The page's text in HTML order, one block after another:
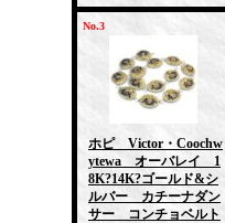
No.3
ホピ Victor・Coochw
ytewa オーバレイ 1
8K?14K?ゴールド&シ
ルバー カチーナダン
サー コンチョベルト